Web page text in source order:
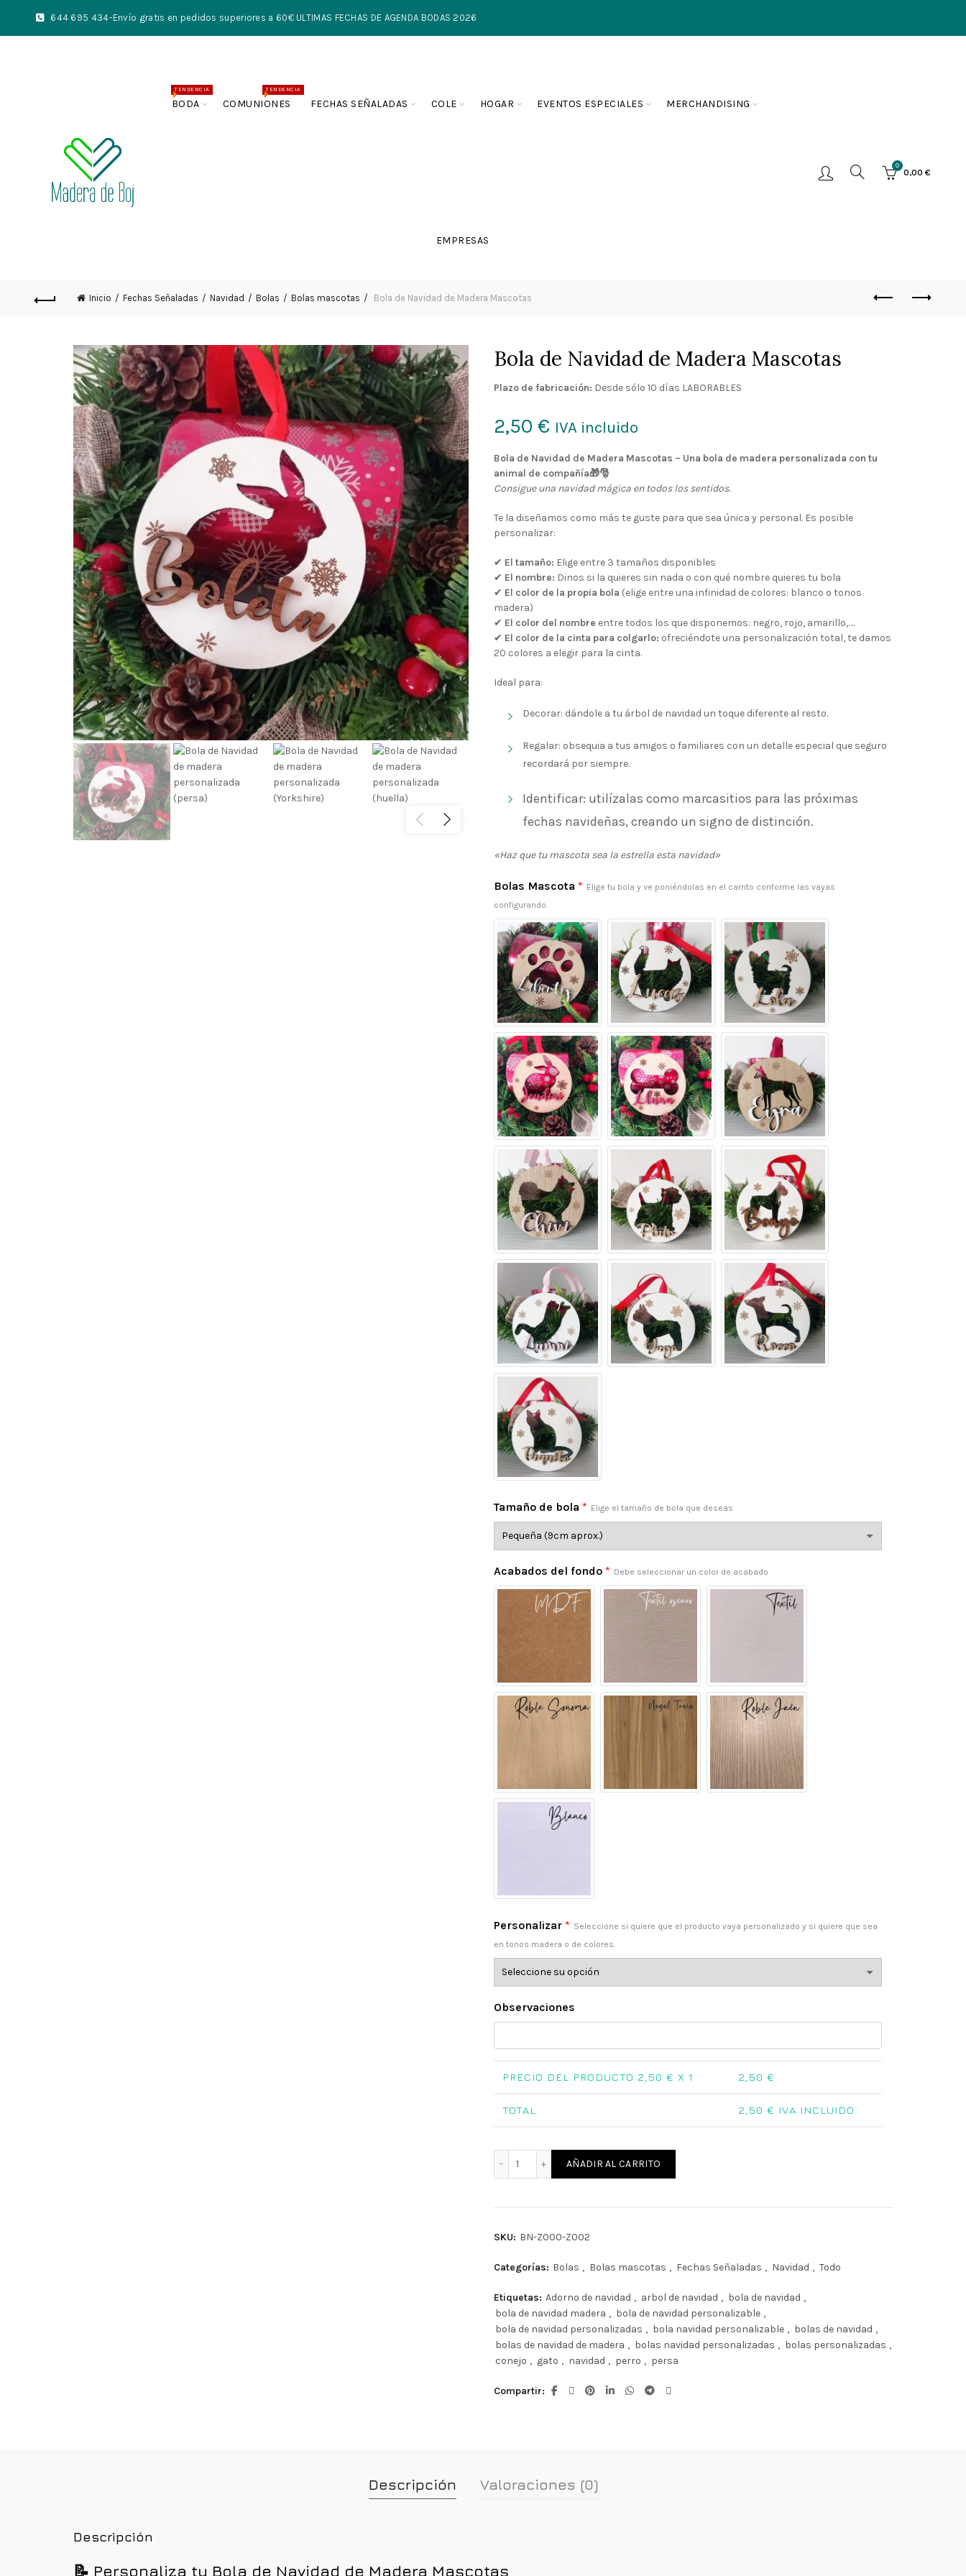
644 695 434-Envío gratis en pedidos superiores a 60€ ULTIMAS FECHAS DE AGENDA BODAS 2026
BODA
TENDENCIA
COMUNIONES
TENDENCIA
FECHAS SEÑALADAS COLE HOGAR EVENTOS ESPECIALES MERCHANDISING
EMPRESAS
0
0,00 €
Inicio Fechas Señaladas Navidad Bolas Bolas mascotas Bola de Navidad de Madera Mascotas
Bola de Navidad de Madera Mascotas
Plazo de fabricación: Desde sólo 10 días LABORABLES
2,50 € IVA incluido
Bola de Navidad de Madera Mascotas – Una bola de madera personalizada con tu
animal de compañía🎁🎅
Consigue una navidad mágica en todos los sentidos.
Te la diseñamos como más te guste para que sea única y personal. Es posible
personalizar:
✔ El tamaño: Elige entre 3 tamaños disponibles
✔ El nombre: Dinos si la quieres sin nada o con qué nombre quieres tu bola
✔ El color de la propia bola (elige entre una infinidad de colores: blanco o tonos
madera)
✔ El color del nombre entre todos los que disponemos: negro, rojo, amarillo,….
✔ El color de la cinta para colgarlo: ofreciéndote una personalización total, te damos
20 colores a elegir para la cinta.
Ideal para:
Decorar: dándole a tu árbol de navidad un toque diferente al resto.
Regalar: obsequia a tus amigos o familiares con un detalle especial que seguro
recordará por siempre.
Identificar: utilízalas como marcasitios para las próximas
fechas navideñas, creando un signo de distinción.
«Haz que tu mascota sea la estrella esta navidad»
Bolas Mascota * Elige tu bola y ve poniéndolas en el carrito conforme las vayas
configurando.
Tamaño de bola * Elige el tamaño de bola que deseas
Acabados del fondo * Debe seleccionar un color de acabado
Personalizar * Seleccione si quiere que el producto vaya personalizado y si quiere que sea
en tonos madera o de colores.
Observaciones
PRECIO DEL PRODUCTO 2,50 € X 1 2,50 €
TOTAL 2,50 € IVA INCLUIDO
Bola de Navidad de Madera Mascotas cantidad
AÑADIR AL CARRITO
SKU: BN-Z000-Z002
Categorías: Bolas , Bolas mascotas , Fechas Señaladas , Navidad , Todo
Etiquetas: Adorno de navidad , arbol de navidad , bola de navidad ,
bola de navidad madera , bola de navidad personalizable ,
bola de navidad personalizadas , bola navidad personalizable , bolas de navidad ,
bolas de navidad de madera , bolas navidad personalizadas , bolas personalizadas ,
conejo , gato , navidad , perro , persa
Compartir
Descripción Valoraciones (0)
Descripción
📝 Personaliza tu Bola de Navidad de Madera Mascotas